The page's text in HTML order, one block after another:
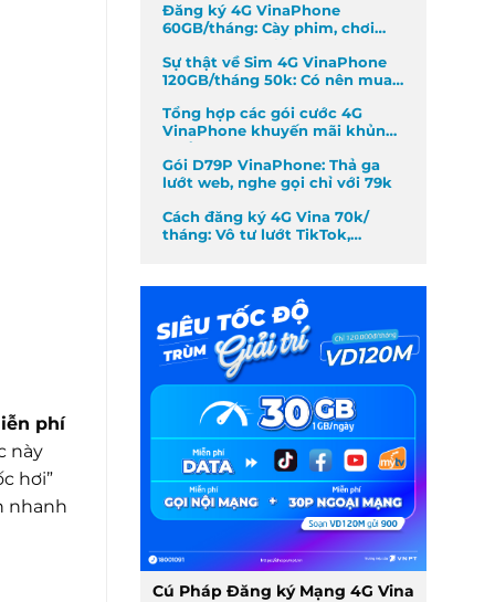
phí
này
hơi”
nhanh
Đăng ký 4G VinaPhone
60GB/tháng: Cày phim, chơi
Sự thật về Sim 4G VinaPhone
120GB/tháng 50k: Có nên mua
Tổng hợp các gói cước 4G
VinaPhone khuyến mãi khủng
Gói D79P VinaPhone: Thả ga
lướt web, nghe gọi chỉ với 79k
Cách đăng ký 4G Vina 70k/
tháng: Vô tư lướt TikTok,
Cú Pháp Đăng ký Mạng 4G Vina